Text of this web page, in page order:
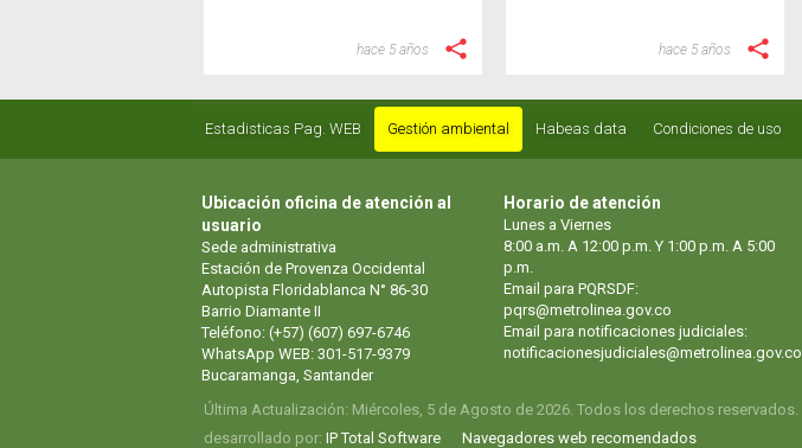
hace 5 años hace 5 años
Estadisticas Pag. WEB Gestión ambiental Habeas data Condiciones de uso
Ubicación oficina de atención al
usuario
Sede administrativa
Estación de Provenza Occidental
Autopista Floridablanca N° 86-30
Barrio Diamante II
Teléfono: (+57) (607) 697-6746
WhatsApp WEB: 301-517-9379
Bucaramanga, Santander
Horario de atención
Lunes a Viernes
8:00 a.m. A 12:00 p.m. Y 1:00 p.m. A 5:00
p.m.
Email para PQRSDF:
pqrs@metrolinea.gov.co
Email para notificaciones judiciales:
notificacionesjudiciales@metrolinea.gov.co
Última Actualización: Miércoles, 5 de Agosto de 2026. Todos los derechos reservados.
desarrollado por: IP Total Software Navegadores web recomendados